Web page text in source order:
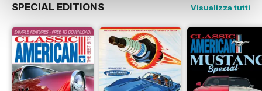
SPECIAL EDITIONS Visualizza tutti